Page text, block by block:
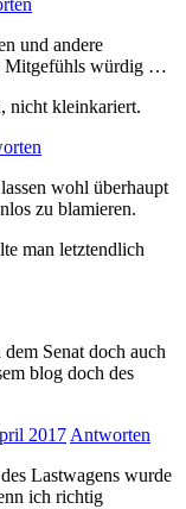
und andere
Mitgefühls würdig …
nicht kleinkariert.
wohl überhaupt
zu blamieren.
man letztendlich
Senat doch auch
blog doch des
2017 Antworten
Lastwagens wurde
ich richtig